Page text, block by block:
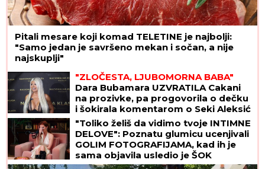
Pitali mesare koji komad TELETINE je najbolji:
"Samo jedan je savršeno mekan i sočan, a nije
najskuplji"
"ZLOČESTA, LJUBOMORNA BABA"
Dara Bubamara UZVRATILA Cakani
na prozivke, pa progovorila o dečku
i šokirala komentarom o Seki Aleksić
(VIDEO)
"Toliko želiš da vidimo tvoje INTIMNE
DELOVE": Poznatu glumicu ucenjivali
GOLIM FOTOGRAFIJAMA, kad ih je
sama objavila usledio je ŠOK